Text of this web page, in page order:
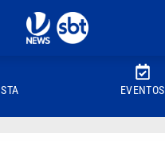
EVENTOS